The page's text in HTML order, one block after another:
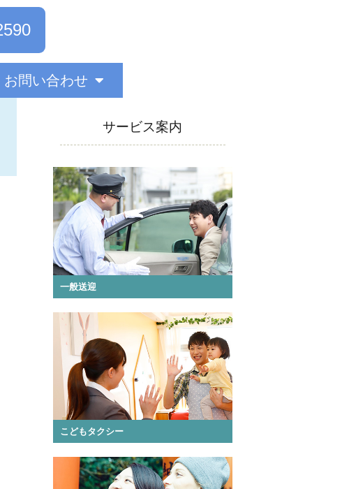
お問い合わせ
サービス案内
一般送迎
こどもタクシー